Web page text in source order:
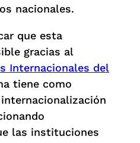
nacionales.
que esta
gracias al
Internacionales del
tiene como
las instituciones